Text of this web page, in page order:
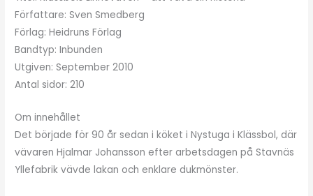
Författare: Sven Smedberg
Förlag: Heidruns Förlag
Bandtyp: Inbunden
Utgiven: September 2010
Antal sidor: 210
Om innehållet
Det började för 90 år sedan i köket i Nystuga i Klässbol, där
vävaren Hjalmar Johansson efter arbetsdagen på Stavnäs
Yllefabrik vävde lakan och enklare dukmönster.